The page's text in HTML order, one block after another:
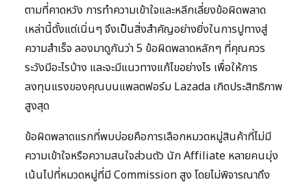
ตามที่คาดหวัง การทำความเข้าใจและหลีกเลี่ยงข้อผิดพลาด
เหล่านี้ตั้งแต่เนิ่นๆ จึงเป็นสิ่งสำคัญอย่างยิ่งในการปูทางสู่
ความสำเร็จ ลองมาดูกันว่า 5 ข้อผิดพลาดหลักๆ ที่คุณควร
ระวังมีอะไรบ้าง และจะมีแนวทางแก้ไขอย่างไร เพื่อให้การ
ลงทุนแรงของคุณบนแพลตฟอร์ม Lazada เกิดประสิทธิภาพ
สูงสุด
ข้อผิดพลาดแรกที่พบบ่อยคือการเลือกหมวดหมู่สินค้าที่ไม่มี
ความเข้าใจหรือความสนใจส่วนตัว นัก Affiliate หลายคนมุ่ง
เน้นไปที่หมวดหมู่ที่มี Commission สูง โดยไม่พิจารณาถึง